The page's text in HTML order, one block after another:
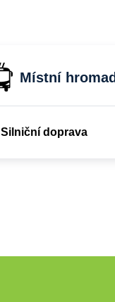
Místní
Silniční doprava